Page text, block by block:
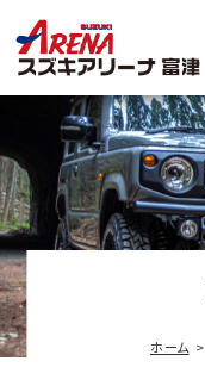
ホーム